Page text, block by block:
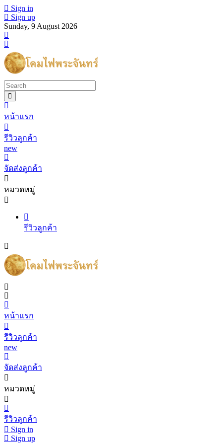
Sign in
Sign up
Sunday, 9 August 2026
หน้าแรก
รีวิวลูกค้า
new
จัดส่งลูกค้า
หมวดหมู่
รีวิวลูกค้า
หน้าแรก
รีวิวลูกค้า
new
จัดส่งลูกค้า
หมวดหมู่
รีวิวลูกค้า
Sign in
Sign up